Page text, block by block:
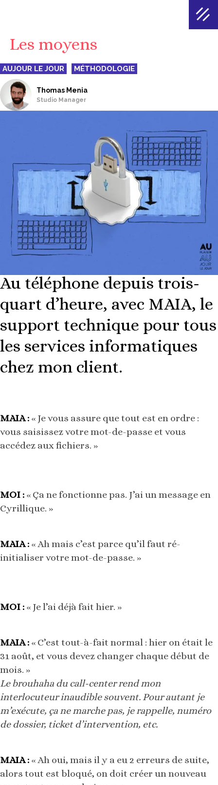
Les moyens
AUJOUR LE JOUR MÉTHODOLOGIE
Thomas Menia
Studio Manager
Au téléphone depuis trois-
quart d’heure, avec MAIA, le
support technique pour tous
les services informatiques
chez mon client.
MAIA : « Je vous assure que tout est en ordre :
vous saisissez votre mot-de-passe et vous
accédez aux fichiers. »
MOI : « Ça ne fonctionne pas. J’ai un message en
Cyrillique. »
MAIA : « Ah mais c’est parce qu’il faut ré-
initialiser votre mot-de-passe. »
MOI : « Je l’ai déjà fait hier. »
MAIA : « C’est tout-à-fait normal : hier on était le
31 août, et vous devez changer chaque début de
mois. »
Le brouhaha du call-center rend mon
interlocuteur inaudible souvent. Pour autant je
m’exécute, ça ne marche pas, je rappelle, numéro
de dossier, ticket d’intervention, etc.
MAIA : « Ah oui, mais il y a eu 2 erreurs de suite,
alors tout est bloqué, on doit créer un nouveau